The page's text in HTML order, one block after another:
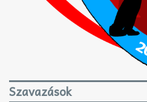
Szavazások